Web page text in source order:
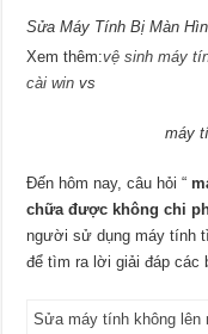
Sửa Máy Tính Bị Màn
Xem thêm:vệ sinh máy
cài win vs
máy
Đến hôm nay, câu hỏi “
chữa được không chi
người sử dụng máy tính
để tìm ra lời giải đáp các
Sửa máy tính không lên